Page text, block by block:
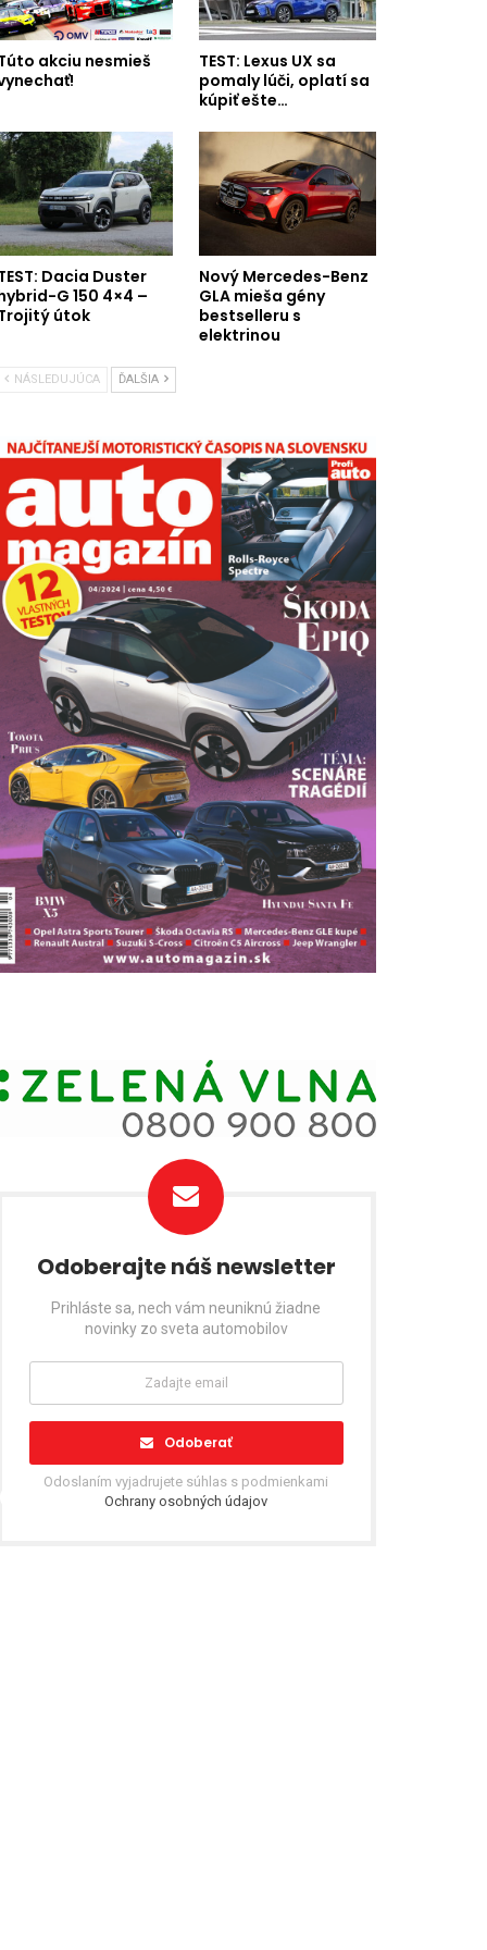
akciu nesmieš
TEST: Lexus UX sa
pomaly lúči, oplatí sa
kúpiť ešte…
Dacia Duster
G 150 4×4 –
útok
Nový Mercedes-Benz
GLA mieša gény
bestselleru s
elektrinou
NÁSLEDUJÚCA ĎALŠIA
Odoberajte náš newsletter
Prihláste sa, nech vám neuniknú žiadne
novinky zo sveta automobilov
Odoberať
Odoslaním vyjadrujete súhlas s podmienkami
Ochrany osobných údajov